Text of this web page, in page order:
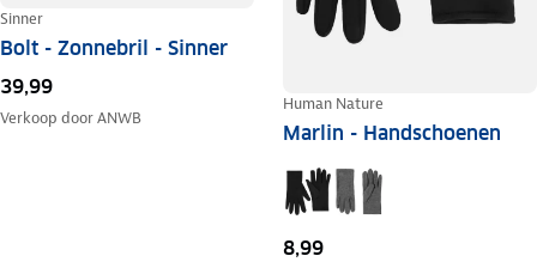
Sinner
Bolt - Zonnebril - Sinner
39,99
Verkoop doorANWB
Human Nature
Marlin - Handschoenen
8,99